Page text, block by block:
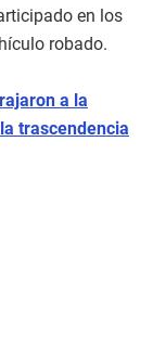
en los
robado.
a la
trascendencia